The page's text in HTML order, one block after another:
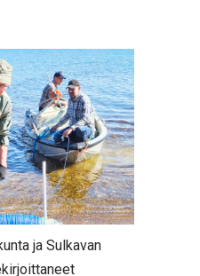
ja Sulkavan